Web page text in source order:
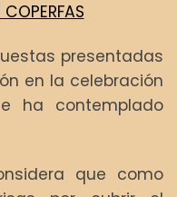
presentadas
en la celebración
ha contemplado
que como